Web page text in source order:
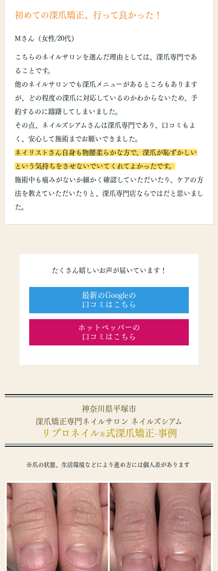
初めての深爪矯正、行って良かった！
Mさん（女性/20代）
こちらのネイルサロンを選んだ理由としては、深爪専門であ
ることです。
他のネイルサロンでも深爪メニューがあるところもあります
が、どの程度の深爪に対応しているのかわからないため、予
約するのに躊躇してしまいました。
その点、ネイルズシアムさんは深爪専門であり、口コミもよ
く、安心して施術までお願いできました。
ネイリストさん自身も物腰柔らかな方で、深爪が恥ずかしい
という気持ちをさせないでいてくれてよかったです。
施術中も痛みがないか細かく確認していただいたり、ケアの方
法を教えていただいたりと、深爪専門店ならではだと思いまし
た。
たくさん嬉しいお声が届いています！
最新のGoogleの
口コミはこちら
ホットペッパーの
口コミはこちら
神奈川県平塚市
深爪矯正専門ネイルサロン ネイルズシアム
リプロネイル®式深爪矯正-事例
※爪の状態、生活環境などにより進め方には個人差があります